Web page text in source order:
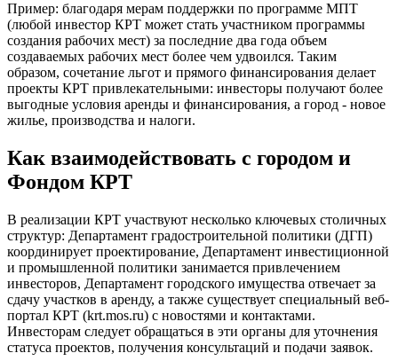
Пример: благодаря мерам поддержки по программе МПТ
(любой инвестор КРТ может стать участником программы
создания рабочих мест) за последние два года объем
создаваемых рабочих мест более чем удвоился. Таким
образом, сочетание льгот и прямого финансирования делает
проекты КРТ привлекательными: инвесторы получают более
выгодные условия аренды и финансирования, а город - новое
жилье, производства и налоги.
Как взаимодействовать с городом и
Фондом КРТ
В реализации КРТ участвуют несколько ключевых столичных
структур: Департамент градостроительной политики (ДГП)
координирует проектирование, Департамент инвестиционной
и промышленной политики занимается привлечением
инвесторов, Департамент городского имущества отвечает за
сдачу участков в аренду, а также существует специальный веб-
портал КРТ (krt.mos.ru) с новостями и контактами.
Инвесторам следует обращаться в эти органы для уточнения
статуса проектов, получения консультаций и подачи заявок.